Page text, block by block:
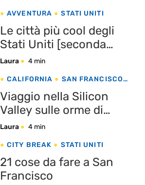
AVVENTURA STATI UNITI
Le città più cool degli
Stati Uniti [seconda
parte]
Laura 4 min
CALIFORNIA
SAN FRANCISCO
Viaggio nella Silicon
Valley sulle orme di
Steve Jobs
Laura 4 min
CITY BREAK STATI UNITI
21 cose da fare a San
Francisco